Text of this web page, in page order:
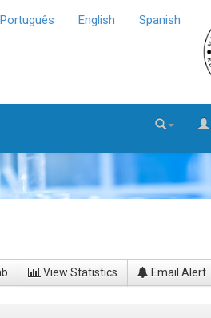
Português English Spanish
View Statistics Email Alert